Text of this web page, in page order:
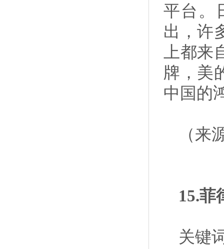
平台。
出，许
上都
牌，美
中国的
（来
15.菲
关键